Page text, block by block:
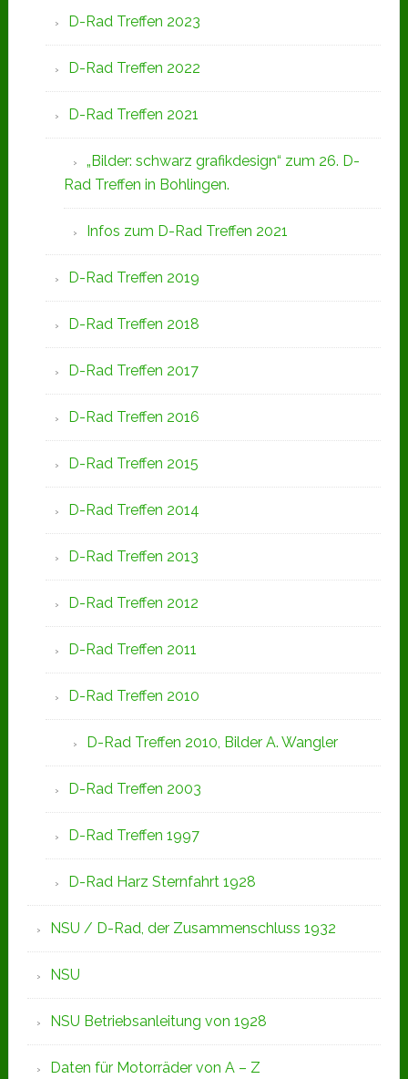
D-Rad Treffen 2023
D-Rad Treffen 2022
D-Rad Treffen 2021
„Bilder: schwarz grafikdesign“ zum 26. D-
Rad Treffen in Bohlingen.
Infos zum D-Rad Treffen 2021
D-Rad Treffen 2019
D-Rad Treffen 2018
D-Rad Treffen 2017
D-Rad Treffen 2016
D-Rad Treffen 2015
D-Rad Treffen 2014
D-Rad Treffen 2013
D-Rad Treffen 2012
D-Rad Treffen 2011
D-Rad Treffen 2010
D-Rad Treffen 2010, Bilder A. Wangler
D-Rad Treffen 2003
D-Rad Treffen 1997
D-Rad Harz Sternfahrt 1928
NSU / D-Rad, der Zusammenschluss 1932
NSU
NSU Betriebsanleitung von 1928
Daten für Motorräder von A – Z